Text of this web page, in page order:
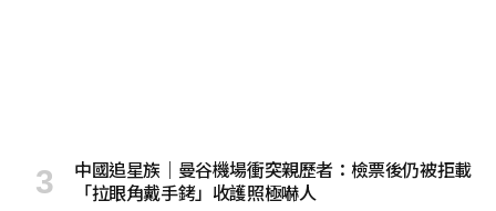
中國追星族｜曼谷機場衝突親歷者：檢票後仍被拒載
「拉眼角戴手銬」收護照極嚇人